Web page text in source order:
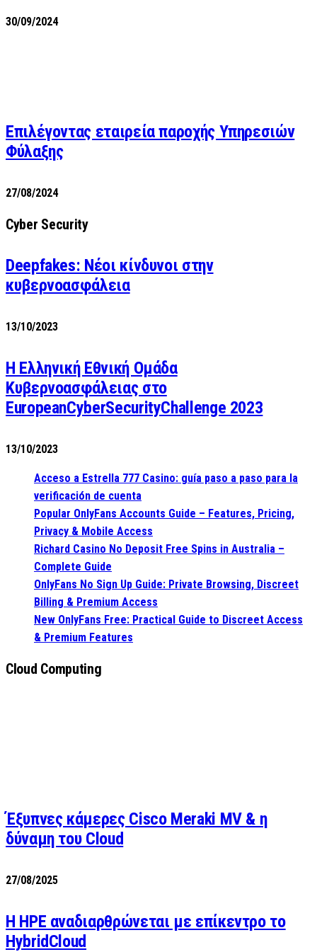
30/09/2024
Επιλέγοντας εταιρεία παροχής Υπηρεσιών
Φύλαξης
27/08/2024
Cyber Security
Deepfakes: Νέοι κίνδυνοι στην
κυβερνοασφάλεια
13/10/2023
Η Ελληνική Εθνική Ομάδα
Κυβερνοασφάλειας στο
EuropeanCyberSecurityChallenge 2023
13/10/2023
Acceso a Estrella 777 Casino: guía paso a paso para la
verificación de cuenta
Popular OnlyFans Accounts Guide – Features, Pricing,
Privacy & Mobile Access
Richard Casino No Deposit Free Spins in Australia –
Complete Guide
OnlyFans No Sign Up Guide: Private Browsing, Discreet
Billing & Premium Access
New OnlyFans Free: Practical Guide to Discreet Access
& Premium Features
Cloud Computing
Έξυπνες κάμερες Cisco Meraki MV & η
δύναμη του Cloud
27/08/2025
H HPE αναδιαρθρώνεται με επίκεντρο το
HybridCloud